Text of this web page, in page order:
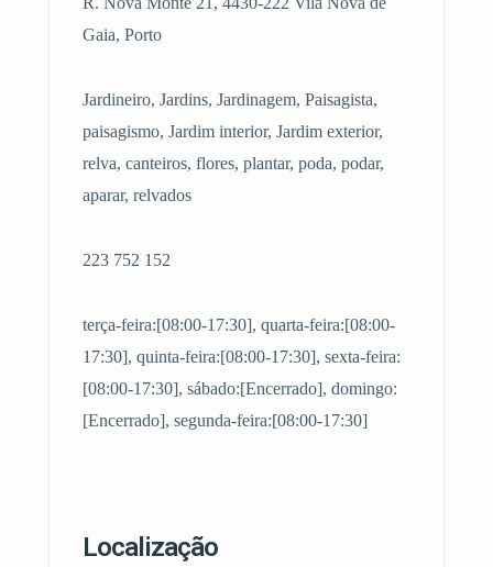
Gaia, Porto
Jardineiro, Jardins, Jardinagem, Paisagista,
paisagismo, Jardim interior, Jardim exterior,
relva, canteiros, flores, plantar, poda, podar,
aparar, relvados
223 752 152
terça-feira:[08:00-17:30], quarta-feira:[08:00-
17:30], quinta-feira:[08:00-17:30], sexta-feira:
[08:00-17:30], sábado:[Encerrado], domingo:
[Encerrado], segunda-feira:[08:00-17:30]
Localização